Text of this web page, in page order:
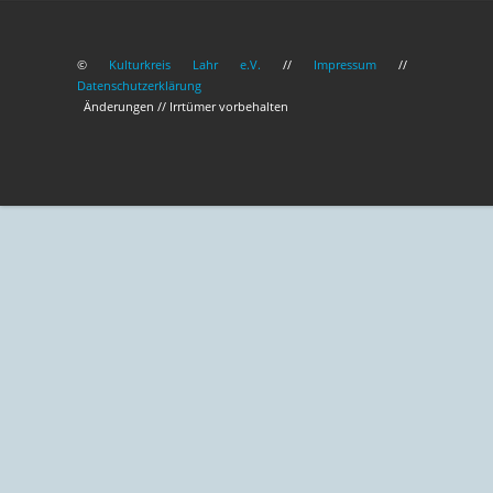
© Kulturkreis Lahr e.V. // Impressum //
Datenschutzerklärung
Änderungen // Irrtümer vorbehalten